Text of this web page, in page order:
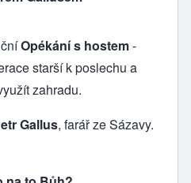
Opékání s hostem-
starší k poslechu a
zahradu.
Gallus, farář ze Sázavy.